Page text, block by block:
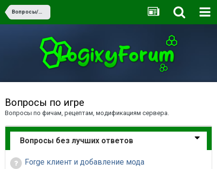
Вопросы/Ответы
Вопросы по игре
Вопросы по фичам, рецептам, модификациям сервера.
Вопросы без лучших ответов
Forge клиент и добавление мода